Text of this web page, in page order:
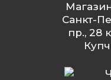
Санкт-
пр., 28